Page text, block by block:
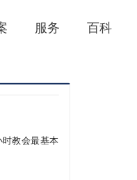
服务 百科
教会最基本